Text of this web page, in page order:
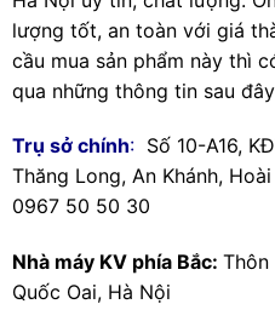
lượng tốt, an toàn với giá
cầu mua sản phẩm này thì
qua những thông tin sau
Trụ sở chính: Số 10-A16,
Thăng Long, An Khánh,
0967 50 50 30
Nhà máy KV phía Bắc: Thôn
Quốc Oai, Hà Nội